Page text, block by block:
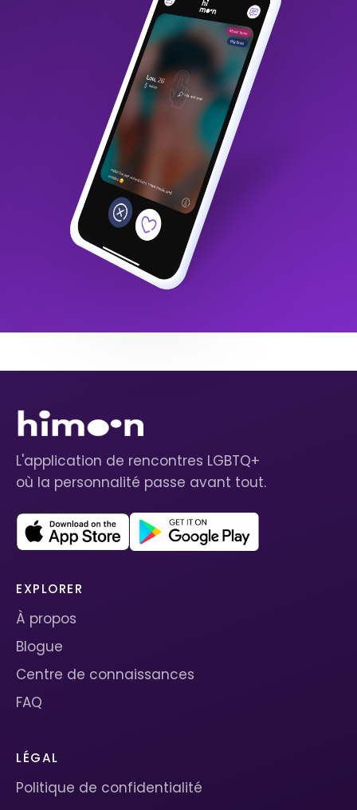
L'application de rencontres LGBTQ+
où la personnalité passe avant tout.
EXPLORER
À propos
Blogue
Centre de connaissances
FAQ
LÉGAL
Politique de confidentialité